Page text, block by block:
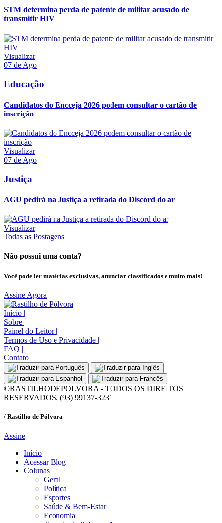
STM determina perda de patente de militar acusado de
transmitir HIV
Visualizar
07 de Ago
Educação
Candidatos do Encceja 2026 podem consultar o cartão de
inscrição
Visualizar
07 de Ago
Justiça
AGU pedirá na Justiça a retirada do Discord do ar
Visualizar
Todas as Postagens
Não possui uma conta?
Você pode ler matérias exclusivas, anunciar classificados e muito mais!
Assine Agora
Início |
Sobre |
Painel do Leitor |
Termos de Uso e Privacidade |
FAQ |
Contato
©RASTILHODEPOLVORA - TODOS OS DIREITOS
RESERVADOS. (93) 99137-3231
/ Rastilho de Pólvora
Assine
Início
Acessar Blog
Colunas
Geral
Política
Esportes
Saúde & Bem-Estar
Economia